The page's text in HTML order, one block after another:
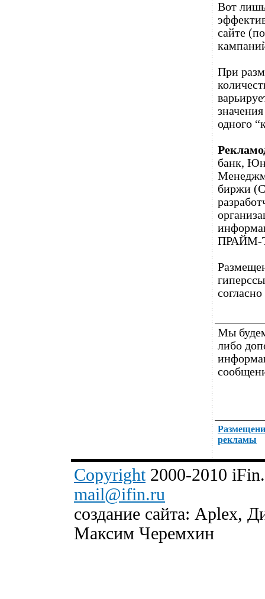
Вот
сайте
При
одного
банк,
биржи
ПРАЙМ-
Мы
либо
рекламы
Copyright2000-2010
mail@ifin.ru
создание сайта: Aplex,
Максим Черемхин